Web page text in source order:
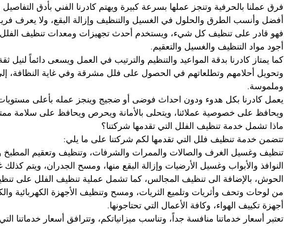
فرق عملنا بالحرفية وتنجز عملها بسرعة كبيرة ويهتم كادرنا الفني بأدق التفاصيل
أفضل وأنسب الطرق والحلول في الغسيل والتنظيف وإزالة البقع، ولا يعرف
فهو قادر على تنظيف كل شيء، ويستخدم أحدث تجهيزات ومعدات تنظيف الفلل،
أجود مواد التنظيف والغسيل والتعقيم.
كما يمتاز كادرنا بدقة المواعيد والتنظيم والترتيب في العمل ويسعى دائماً لنيل
وتحويل أحلامهم وتطلعاتهم في الحصول على فلل مشرقة وفي غاية النظافة،
وملموسة.
يعمل كادرنا بكل هدوء ودون احداث فوضى أو ضجيج وينجز عمله بأعلى مستويات
ويحافظ على خصوصية عملائنا، ويتحلى بالأمانة ويحرص ويحافظ على سلامة
ماذا تشمل خدمة تنظيف الفلل التي تقدمها شركتنا؟
تتضمن خدمة تنظيف فلل التي تقدمها لكم شركتنا على ما يلي:
تنظيف وغسيل الغرف والصالات والممرات والشرفات، وتنظيف وتعقيم المطبخ
النوافذ والأبواب وغسيل الأرضيات وإزالة البقع منها، ومسح الجدران، ويتم
الحوش، بالإضافة الى تنظيف المجالس، كما تشمل عملية تنظيف الفلل على
من لوحات وتحف وأثريات وتلميع الثريات، ومسح وتنظيف الأجهزة الكهربائية
أجهزة تكييف الهواء، وكافة الأعمال التي تحتاجونها.
تعتبر أسعار خدماتنا منافسة جداً، وتناسب ميزانياتكم، وتترافق أسعار خدماتنا